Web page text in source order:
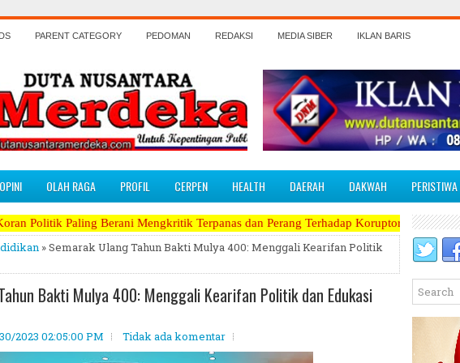
PARENT CATEGORY PEDOMAN REDAKSI MEDIA SIBER IKLAN BARIS
OPINI OLAH RAGA PROFIL CERPEN HEALTH DAERAH DAKWAH PERISTIWA
Mengkritik Terpanas dan Perang Terhadap Koruptor, Narkoba, Teroris Musuh
» Semarak Ulang Tahun Bakti Mulya 400: Menggali Kearifan Politik
Bakti Mulya 400: Menggali Kearifan Politik dan Edukasi
2023 02:05:00 PM Tidak ada komentar